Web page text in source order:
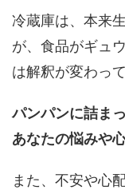
冷蔵庫は、本来
が、食品がギュ
は解釈が変わっ
パンパンに詰ま
あなたの悩みや
また、不安や心